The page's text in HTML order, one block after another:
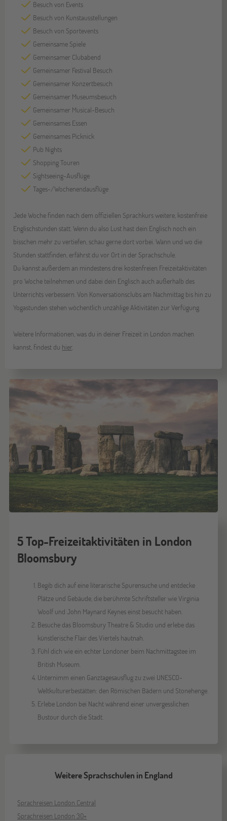
Besuch von Events
Besuch von Kunstausstellungen
Besuch von Sportevents
Gemeinsame Spiele
Gemeinsamer Clubabend
Gemeinsamer Festival Besuch
Gemeinsamer Konzertbesuch
Gemeinsamer Museumsbesuch
Gemeinsamer Musical-Besuch
Gemeinsames Essen
Gemeinsames Picknick
Pub Nights
Shopping Touren
Sightseeing-Ausflüge
Tages-/Wochenendausflüge
Jede Woche finden nach dem offiziellen Sprachkurs weitere, kostenfreie
Englischstunden statt. Wenn du also Lust hast dein Englisch noch ein
bisschen mehr zu vertiefen, schau gerne dort vorbei. Wann und wo die
Stunden stattfinden, erfährst du vor Ort in der Sprachschule.
Du kannst außerdem an mindestens drei kostenfreien Freizeitaktivitäten
pro Woche teilnehmen und dabei dein Englisch auch außerhalb des
Unterrichts verbessern. Von Konversationsclubs am Nachmittag bis hin zu
Yogastunden stehen wöchentlich unzählige Aktivitäten zur Verfügung.
Weitere Informationen, was du in deiner Freizeit in London machen
kannst, findest du hier
5 Top-Freizeitaktivitäten in London
Bloomsbury
Begib dich auf eine literarische Spurensuche und entdecke
Plätze und Gebäude, die berühmte Schriftsteller wie Virginia
Woolf und John Maynard Keynes einst besucht haben.
Besuche das Bloomsbury Theatre & Studio und erlebe das
künstlerische Flair des Viertels hautnah.
Fühl dich wie ein echter Londoner beim Nachmittagstee im
British Museum.
Unternimm einen Ganztagesausflug zu zwei UNESCO-
Weltkulturerbestätten: den Römischen Bädern und Stonehenge.
Erlebe London bei Nacht während einer unvergesslichen
Bustour durch die Stadt.
Weitere Sprachschulen in England
Sprachreisen London Central
Sprachreisen London 30+